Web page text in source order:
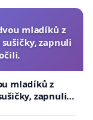
mladíků z
zapnuli
mladíků z
zapnuli ji